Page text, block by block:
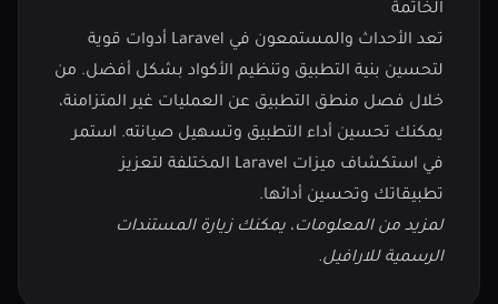
الخاتمة
تعد الأحداث والمستمعون في Laravel أدوات قوية
لتحسين بنية التطبيق وتنظيم الأكواد بشكل أفضل. من
خلال فصل منطق التطبيق عن العمليات غير المتزامنة،
يمكنك تحسين أداء التطبيق وتسهيل صيانته. استمر
في استكشاف ميزات Laravel المختلفة لتعزيز
تطبيقاتك وتحسين أدائها.
لمزيد من المعلومات، يمكنك زيارةالمستندات
الرسمية للارافيل.